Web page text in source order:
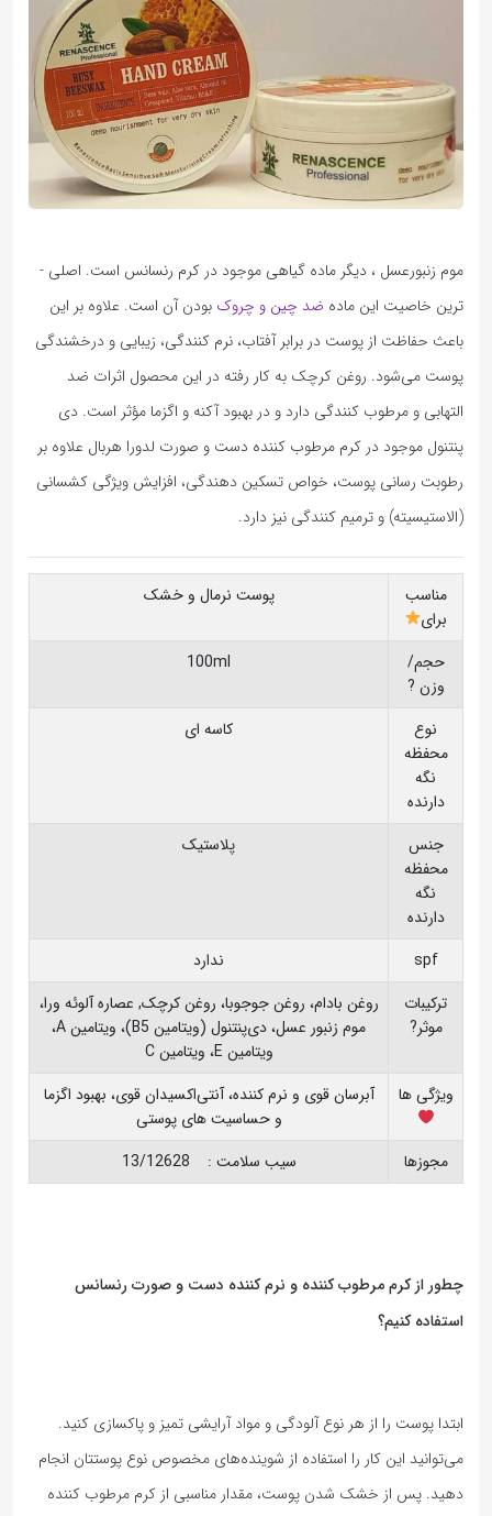
موم زنبورعسل ، دیگر ماده گیاهی موجود در کرم رنسانس است. اصلی ­
ترین خاصیت این ماده ضد چین­ و چروک بودن آن است. علاوه بر این
باعث حفاظت از پوست در برابر آفتاب، نرم­ کنندگی، زیبایی و درخشندگی
پوست می‌شود. روغن کرچک به­ کار رفته در این محصول اثرات ضد
التهابی و مرطوب­ کنندگی دارد و در بهبود آکنه و اگزما مؤثر است. دی
‌پنتنول موجود در کرم مرطوب­ کننده دست و صورت لدورا هربال علاوه بر
رطوبت ­رسانی پوست، خواص تسکین دهندگی، افزایش ویژگی کشسانی
(الاستیسیته) و ترمیم­ کنندگی نیز دارد.
مناسب
برای
پوست نرمال و خشک
حجم/
وزن ?
100ml
نوع
محفظه
نگه
دارنده
کاسه ای
جنس
محفظه
نگه
دارنده
پلاستیک
spf
ندارد
ترکیبات
موثر?
روغن بادام، روغن جوجوبا، روغن کرچک, عصاره آلوئه ورا،
موم زنبور عسل، دی‌پنتنول (ویتامین B5)، ویتامین A،
ویتامین E، ویتامین C
ویژگی ها
آبرسان قوی و نرم کننده، آنتی‌اکسیدان قوی، بهبود اگزما
و حساسیت های پوستی
مجوزها
سیب سلامت : 13/12628
چطور از کرم مرطوب کننده و نرم کننده دست و صورت رنسانس
استفاده کنیم؟
ابتدا پوست را از هر نوع آلودگی و مواد آرایشی تمیز و پاکسازی کنید.
می‌توانید این کار را استفاده از شوینده‌های مخصوص نوع پوستتان انجام
دهید. پس از خشک شدن پوست، مقدار مناسبی از کرم مرطوب کننده